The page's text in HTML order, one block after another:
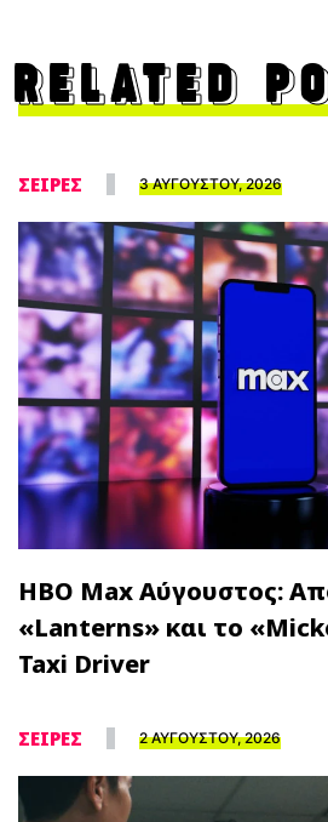
RELATED
ΣΕΙΡΕΣ 3 ΑΥΓΟΥΣΤΟΥ, 2026
HBO Max Αύγουστος:
«Lanterns» και το
Taxi Driver
ΣΕΙΡΕΣ 2 ΑΥΓΟΥΣΤΟΥ, 2026